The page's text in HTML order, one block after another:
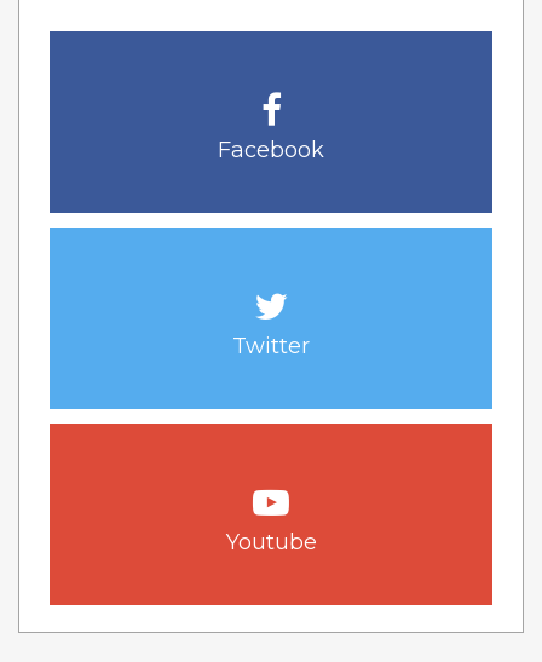
Facebook
Twitter
Youtube